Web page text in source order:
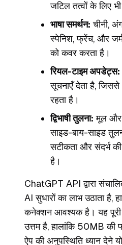
जटिल तत्वों के लिए
भाषा समर्थन: चीनी,
स्पेनिश, फ्रेंच, और
को कवर करता है।
रियल-टाइम अपडेट्स:
सूचनाएँ देता है, जिससे
रहता है।
द्विभाषी तुलना: मूल और
साइड-बाय-साइड
सटीकता और संदर्भ
है।
ChatGPT API द्वारा
AI सुधारों का लाभ उठाता है,
कनेक्शन आवश्यक है। यह पूरी
उत्तम है, हालांकि 50MB की
ऐप की अनुपस्थिति ध्यान देने